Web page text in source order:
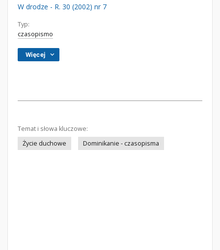
W drodze - R. 30 (2002) nr 7
Typ:
czasopismo
Więcej
Temat i słowa kluczowe:
Życie duchowe
Dominikanie - czasopisma